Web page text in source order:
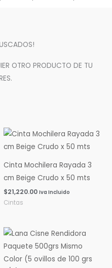
OTRO PRODUCTO DE TU
Cinta Mochilera Rayada 3
cm Beige Crudo x 50 mts
$21,220.00 Iva Incluido
Cintas
Rango
de
precios:
desde
$0.00